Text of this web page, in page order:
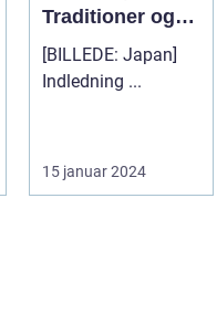
Traditioner og
Moderne
Vidundere
[BILLEDE: Japan]
Indledning ...
15 januar 2024